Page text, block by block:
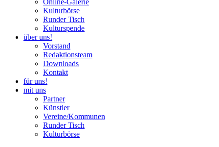
Kulturbörse
Runder Tisch
Kulturspende
über uns!
Vorstand
Redaktionsteam
Downloads
Kontakt
für uns!
mit uns
Partner
Künstler
Vereine/Kommunen
Runder Tisch
Kulturbörse